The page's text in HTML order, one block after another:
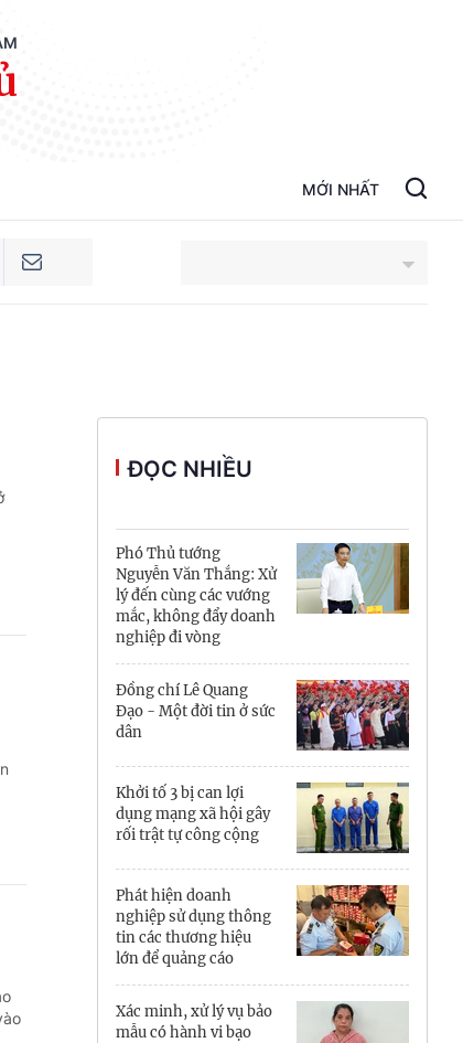
MỚI NHẤT
Cần Thơ
Điện Biên
Đà Nẵng
Đắk Lắk
Gia Lai
Hà Nội
Hồ Chí Minh
Hà Tĩnh
Hưng Yên
ĐỌC NHIỀU
Phó Thủ tướng
Nguyễn Văn Thắng: Xử
lý đến cùng các vướng
mắc, không đẩy doanh
nghiệp đi vòng
Đồng chí Lê Quang
Đạo - Một đời tin ở sức
dân
Khởi tố 3 bị can lợi
dụng mạng xã hội gây
rối trật tự công cộng
Phát hiện doanh
nghiệp sử dụng thông
tin các thương hiệu
lớn để quảng cáo
Xác minh, xử lý vụ bảo
mẫu có hành vi bạo